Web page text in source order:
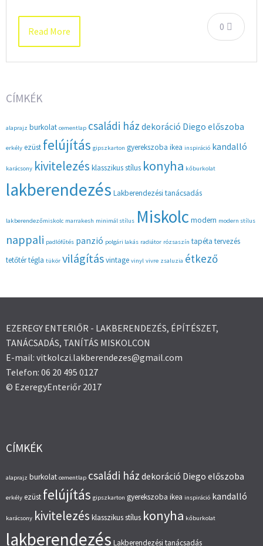
0
Read More
CÍMKÉK
alaprajz burkolat cementlap családi ház dekoráció Diego előszoba
erkély ezüst felújítás gipszkarton gyerekszoba ikea inspiráció kandalló
karácsony kivitelezés klasszikus stílus konyha kőburkolat
lakberendezés Lakberendezési tanácsadás
lakberendezőmiskolc marrakesh minimál stílus Miskolc modern modern stílus
nappali padlófűtés panzió polgári lakás radiátor rózsaszín tapéta tervezés
tetőtértégla tükör világításvintage vinyl vivre zsaluzia étkező
EZEREGY ENTERIŐR - LAKBERENDEZÉS, ÉPÍTÉSZET,
TANÁCSADÁS, TANÍTÁS MISKOLCON
E-mail: vitkolczi.lakberendezes@gmail.com
Telefon: 06 20 495 0127
© EzeregyEnteriőr 2017
CÍMKÉK
alaprajz burkolat cementlap családi ház dekoráció Diego előszoba
erkély ezüst felújítás gipszkarton gyerekszoba ikea inspiráció kandalló
karácsony kivitelezés klasszikus stílus konyha kőburkolat
lakberendezés Lakberendezési tanácsadás